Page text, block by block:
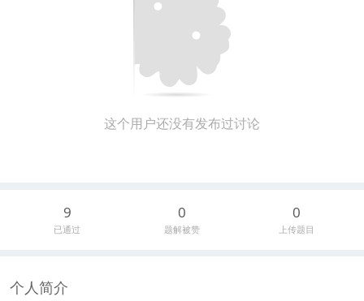
这个用户还没有发布过讨论
9
已通过
0
题解被赞
0
上传题目
个人简介